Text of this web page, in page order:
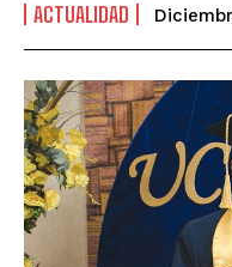
ACTUALIDAD